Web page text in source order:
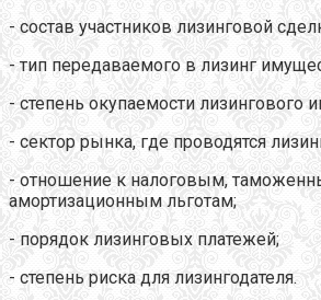
- состав участников лизинговой
- тип передаваемого в лизинг
- степень окупаемости лизингового
- сектор рынка, где проводятся
- отношение к налоговым,
амортизационным льготам;
- порядок лизинговых платежей;
- степень риска для лизингодателя.